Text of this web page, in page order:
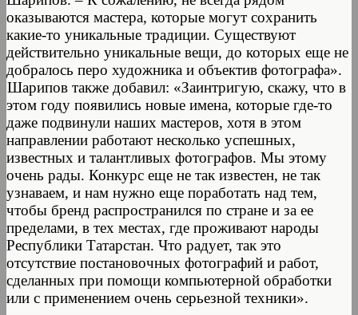
оказываются мастера, которые могут сохранить
какие-то уникальные традиции. Существуют
действительно уникальные вещи, до которых еще не
добралось перо художника и объектив фотографа».
Шарипов также добавил: «Заинтригую, скажу, что в
этом году появились новые имена, которые где-то
даже подвинули наших мастеров, хотя в этом
направлении работают несколько успешных,
известных и талантливых фотографов. Мы этому
очень рады. Конкурс еще не так известен, не так
узнаваем, и нам нужно еще поработать над тем,
чтобы бренд распространился по стране и за ее
пределами, в тех местах, где проживают народы
Республики Татарстан. Что радует, так это
отсутствие постановочных фотографий и работ,
сделанных при помощи компьютерной обработки
или с применением очень серьезной техники».